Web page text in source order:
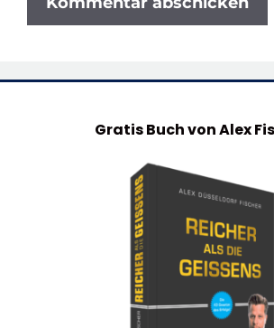
Gratis Buch von Alex